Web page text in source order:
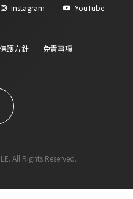
Instagram YouTube
護方針 免責事項
All Rights Reserved.